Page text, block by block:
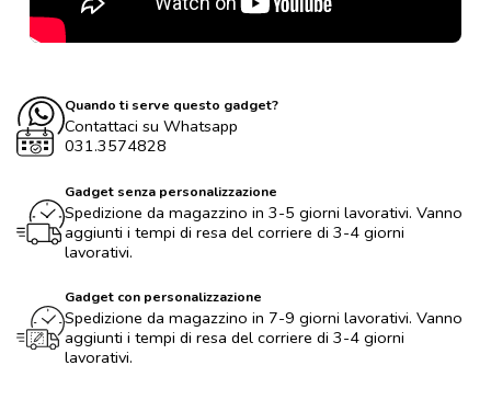
Quando ti serve questo gadget?
Contattaci su Whatsapp
031.3574828
Gadget senza personalizzazione
Spedizione da magazzino in 3-5 giorni lavorativi. Vanno
aggiunti i tempi di resa del corriere di 3-4 giorni
lavorativi.
Gadget con personalizzazione
Spedizione da magazzino in 7-9 giorni lavorativi. Vanno
aggiunti i tempi di resa del corriere di 3-4 giorni
lavorativi.